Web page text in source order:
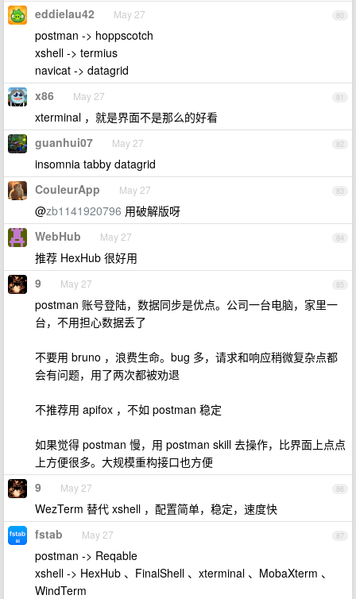
80
eddielau42 May 27
postman -> hoppscotch
xshell -> termius
navicat -> datagrid
81
x86 May 27
xterminal ，就是界面不是那么的好看
82
guanhui07 May 27
insomnia tabby datagrid
83
CouleurApp May 27
@zb1141920796 用破解版呀
84
WebHub May 27
推荐 HexHub 很好用
85
9 May 27
postman 账号登陆，数据同步是优点。公司一台电脑，家里一
台，不用担心数据丢了
不要用 bruno ，浪费生命。bug 多，请求和响应稍微复杂点都
会有问题，用了两次都被劝退
不推荐用 apifox ，不如 postman 稳定
如果觉得 postman 慢，用 postman skill 去操作，比界面上点点
上方便很多。大规模重构接口也方便
86
9 May 27
WezTerm 替代 xshell ，配置简单，稳定，速度快
87
fstab May 27
postman -> Reqable
xshell -> HexHub 、FinalShell 、xterminal 、MobaXterm 、
WindTerm